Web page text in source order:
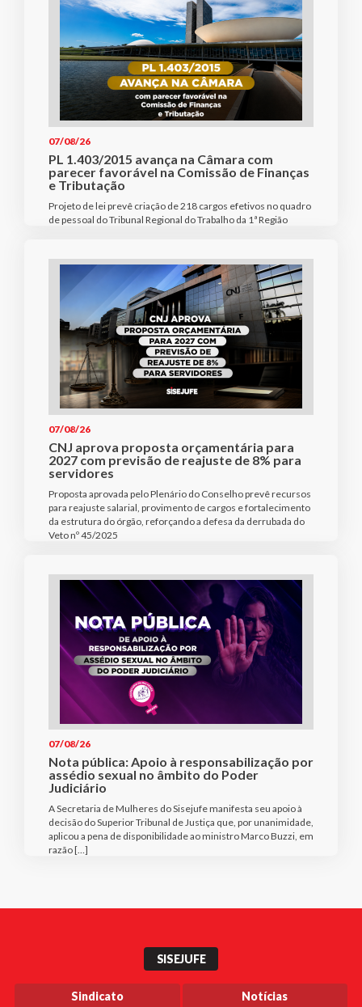
07/08/26
PL 1.403/2015 avança na Câmara com
parecer favorável na Comissão de Finanças
e Tributação
Projeto de lei prevê criação de 218 cargos efetivos no quadro
de pessoal do Tribunal Regional do Trabalho da 1ª Região
07/08/26
CNJ aprova proposta orçamentária para
2027 com previsão de reajuste de 8% para
servidores
Proposta aprovada pelo Plenário do Conselho prevê recursos
para reajuste salarial, provimento de cargos e fortalecimento
da estrutura do órgão, reforçando a defesa da derrubada do
Veto nº 45/2025
07/08/26
Nota pública: Apoio à responsabilização por
assédio sexual no âmbito do Poder
Judiciário
A Secretaria de Mulheres do Sisejufe manifesta seu apoio à
decisão do Superior Tribunal de Justiça que, por unanimidade,
aplicou a pena de disponibilidade ao ministro Marco Buzzi, em
razão […]
SISEJUFE
Sindicato Notícias